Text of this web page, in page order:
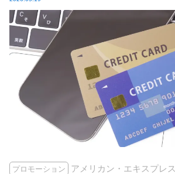
プロモーション アメリカン・エキスプレス